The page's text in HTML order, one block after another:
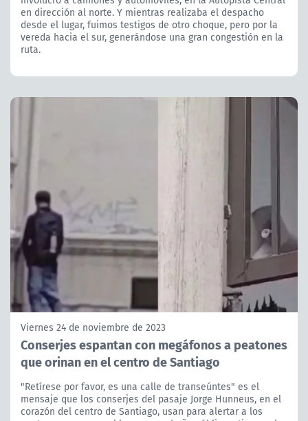
en dirección al norte. Y mientras realizaba el despacho
desde el lugar, fuimos testigos de otro choque, pero por la
vereda hacia el sur, generándose una gran congestión en la
ruta.
Viernes 24 de noviembre de 2023
Conserjes espantan con megáfonos a peatones
que orinan en el centro de Santiago
"Retírese por favor, es una calle de transeúntes" es el
mensaje que los conserjes del pasaje Jorge Hunneus, en el
corazón del centro de Santiago, usan para alertar a los